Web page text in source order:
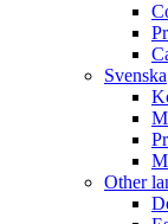
Svenska
Other